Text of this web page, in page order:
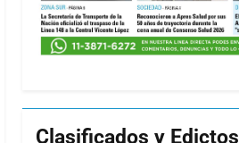
Clasificados y Edictos